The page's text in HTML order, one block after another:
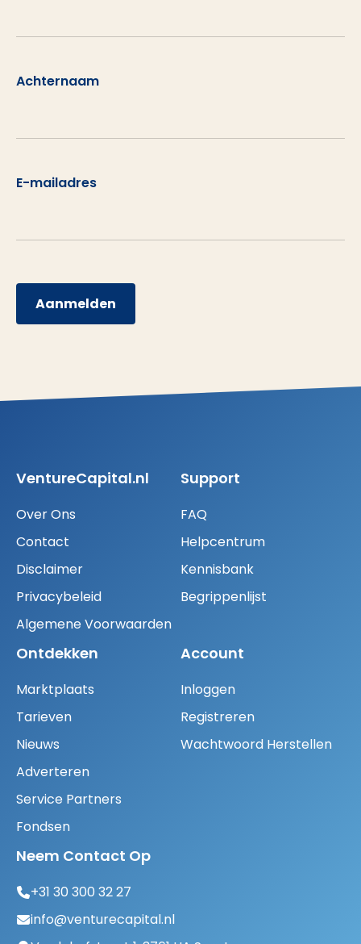
Achternaam
E-mailadres
Aanmelden
VentureCapital.nl
Over Ons
Contact
Disclaimer
Privacybeleid
Algemene Voorwaarden
Support
FAQ
Helpcentrum
Kennisbank
Begrippenlijst
Ontdekken
Marktplaats
Tarieven
Nieuws
Adverteren
Service Partners
Fondsen
Account
Inloggen
Registreren
Wachtwoord Herstellen
Neem Contact Op
+31 30 300 32 27
info@venturecapital.nl